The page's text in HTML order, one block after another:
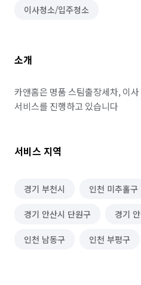
이사청소/입주청소
소개
카앤홈은 명품 스팀출장세차, 이
서비스를 진행하고 있습니다
서비스 지역
경기 부천시 인천 미추홀구
경기 안산시 단원구 경기
인천 남동구 인천 부평구